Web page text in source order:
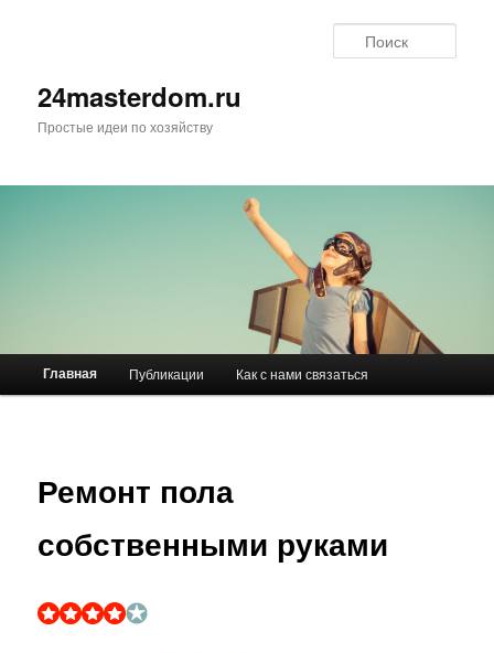
24masterdom.ru
Простые идеи по хозяйству
Перейти к основному содержимому
Перейти к дополнительному содержимому
Главная Публикации Как с нами связаться
Ремонт пола
собственными руками